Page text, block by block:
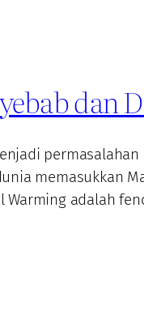
dan
memasukkan
Warming adalah